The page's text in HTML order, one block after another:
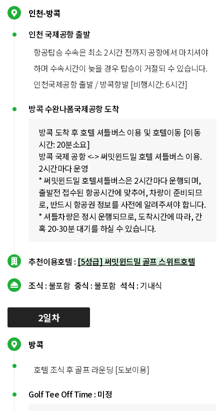
인천-방콕
인천 국제공항 출발
항공탑승 수속은 최소 2시간 전까지 공항에서 마치셔야
하며 수속시간이 늦을 경우 탑승이 거절되 수 있습니다.
인천국제공항 출발 / 방콕향발 [비행시간: 6시간]
방콕 수완나폼국제공항 도착
방콕 도착 후 호텔 셔틀버스 이용 및 호텔이동 [이동
시간: 20분소요]
방콕 국제 공항 <-> 써밋윈드밀 호텔 셔틀버스 이용.
2시간마다 운영
* 써밋윈드밀 호텔셔틀버스은 2시간마다 운행되며,
출발전 접수된 항공시간에 맞추어, 차량이 준비되므
로, 반드시 항공권 정보를 사전에 알려주셔야 합니다.
* 셔틀차량은 정시 운행되므로, 도착시간에 따라, 간
혹 20-30분 대기를 하실 수 있습니다.
추천이용호텔 :[5성급] 써밋윈드밀 골프 스위트호텔
조식 : 불포함 중식 : 불포함 석식 : 기내식
2일차
방콕
호텔 조식 후 골프 라운딩 [도보이용]
Golf Tee Off Time : 미정